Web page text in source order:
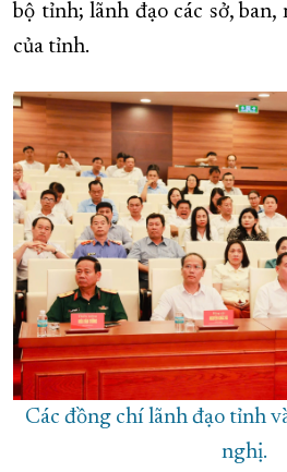
bộ tỉnh; lãnh đạo các sở,
của tỉnh.
Các đồng chí lãnh đạo tỉnh
nghị.